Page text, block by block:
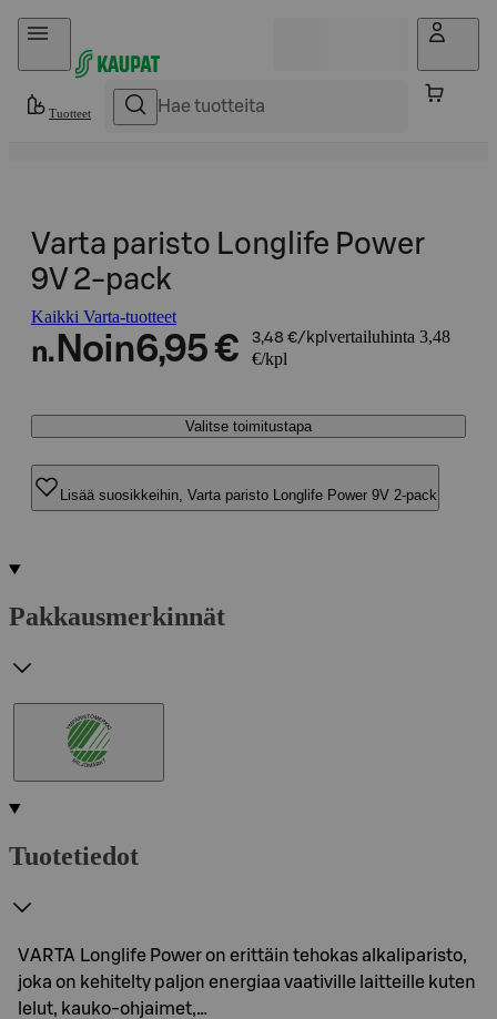
Hyppää sisältöön
Tuotteet
Varta paristo Longlife Power
9V 2-pack
Kaikki Varta-tuotteet
n. Noin6,95 € 3,48 €/kpl vertailuhinta 3,48
€/kpl
Valitse toimitustapa
Lisää suosikkeihin, Varta paristo Longlife Power 9V 2-pack
Pakkausmerkinnät
Tuotetiedot
VARTA Longlife Power on erittäin tehokas alkaliparisto,
joka on kehitelty paljon energiaa vaativille laitteille kuten
lelut, kauko-ohjaimet,…